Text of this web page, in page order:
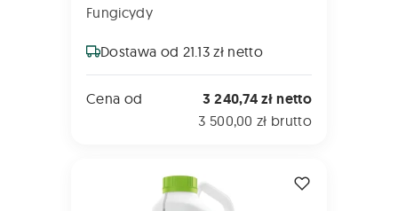
Fungicydy
Dostawa od 21.13 zł netto
Cena od 3 240,74 zł netto
3 500,00 zł brutto